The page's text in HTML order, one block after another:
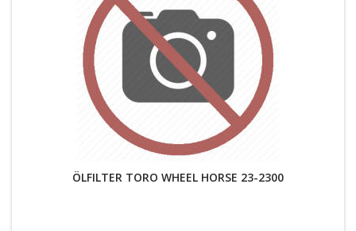
ÖLFILTER TORO WHEEL HORSE 23-2300